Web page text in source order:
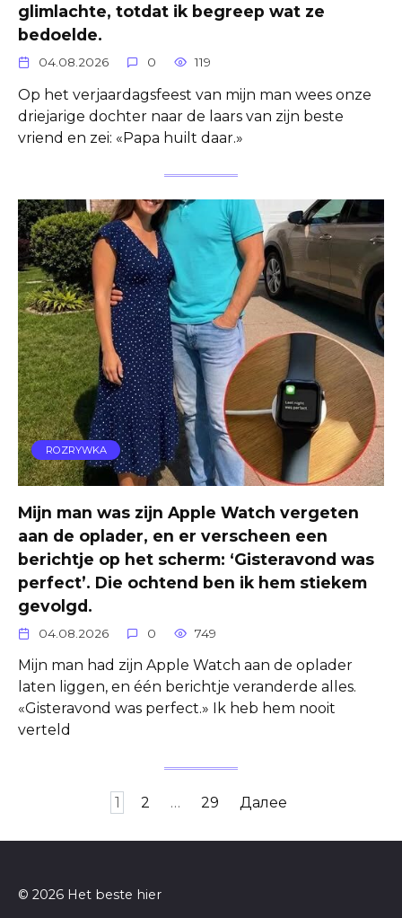
glimlachte, totdat ik begreep wat ze
bedoelde.
04.08.2026 0 119
Op het verjaardagsfeest van mijn man wees onze
driejarige dochter naar de laars van zijn beste
vriend en zei: «Papa huilt daar.»
ROZRYWKA
Mijn man was zijn Apple Watch vergeten
aan de oplader, en er verscheen een
berichtje op het scherm: ‘Gisteravond was
perfect’. Die ochtend ben ik hem stiekem
gevolgd.
04.08.2026 0 749
Mijn man had zijn Apple Watch aan de oplader
laten liggen, en één berichtje veranderde alles.
«Gisteravond was perfect.» Ik heb hem nooit
verteld
1 2 … 29 Далее
© 2026 Het beste hier